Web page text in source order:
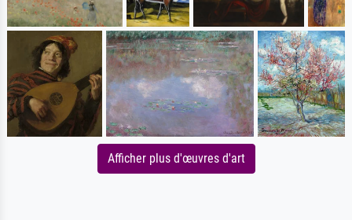
Afficher plus d'œuvres d'art